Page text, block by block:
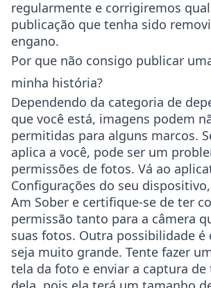
regularmente e corrigiremos
publicação que tenha sido
engano.
Por que não consigo publicar
minha história?
Dependendo da categoria de
que você está, imagens podem
permitidas para alguns marcos.
aplica a você, pode ser um
permissões de fotos. Vá ao
Configurações do seu
Am Sober e certifique-se de ter
permissão tanto para a câmera
suas fotos. Outra possibilidade é
seja muito grande. Tente fazer
tela da foto e enviar a captura de